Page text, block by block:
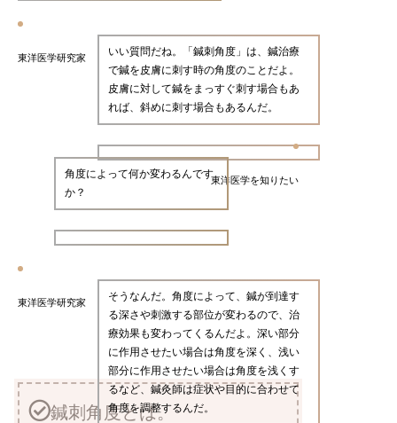
東洋医学研究家
いい質問だね。「鍼刺角度」は、鍼治療
で鍼を皮膚に刺す時の角度のことだよ。
皮膚に対して鍼をまっすぐ刺す場合もあ
れば、斜めに刺す場合もあるんだ。
東洋医学を知りたい
角度によって何か変わるんです
か？
東洋医学研究家
そうなんだ。角度によって、鍼が到達す
る深さや刺激する部位が変わるので、治
療効果も変わってくるんだよ。深い部分
に作用させたい場合は角度を深く、浅い
部分に作用させたい場合は角度を浅くす
るなど、鍼灸師は症状や目的に合わせて
角度を調整するんだ。
鍼刺角度とは。